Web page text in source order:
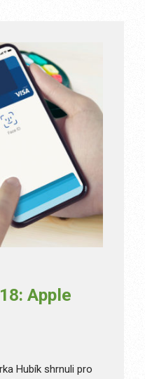
Apple
Hubík shrnuli pro